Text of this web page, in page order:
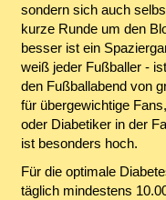
sondern sich auch
kurze Runde um den
besser ist ein
weiß jeder Fußballer -
den Fußballabend von
für übergewichtige
oder Diabetiker in der
ist besonders hoch.
Für die optimale
täglich mindestens